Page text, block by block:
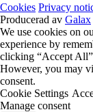
Cookies Privacy
Producerad av Galax
We use cookies on
experience by
clicking “Accept
However, you may
consent.
Cookie Settings
Manage consent